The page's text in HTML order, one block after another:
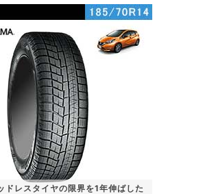
ドレスタイヤの限界を1年伸ばした